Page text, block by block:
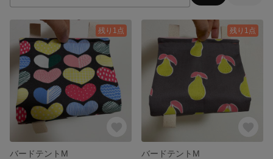
残り1点
バードテントM
残り1点
バードテントM